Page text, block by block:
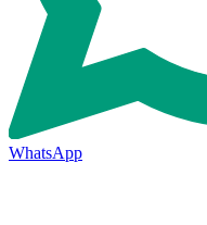
WhatsApp